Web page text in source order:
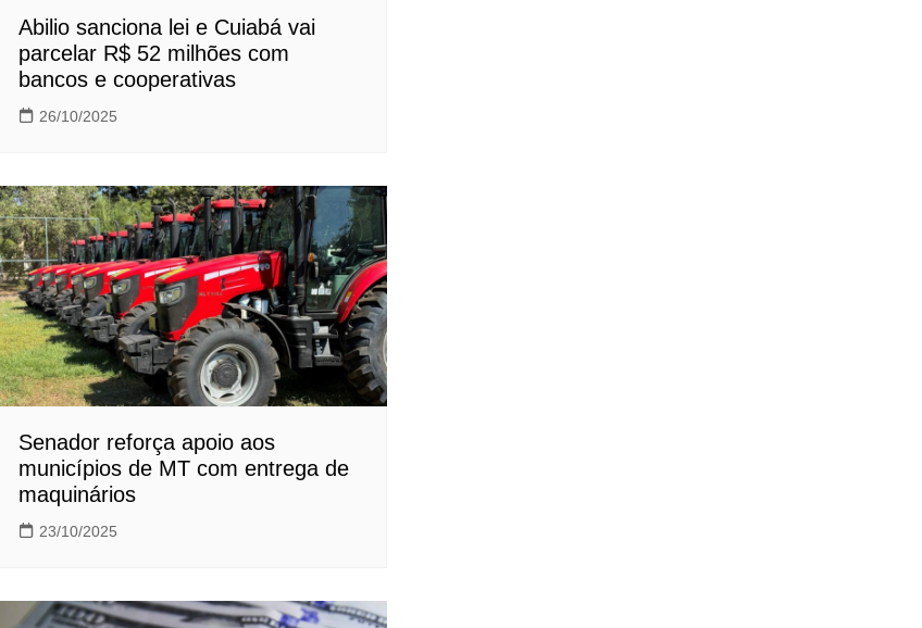
Abilio sanciona lei e Cuiabá vai
parcelar R$ 52 milhões com
bancos e cooperativas
26/10/2025
Senador reforça apoio aos
municípios de MT com entrega de
maquinários
23/10/2025